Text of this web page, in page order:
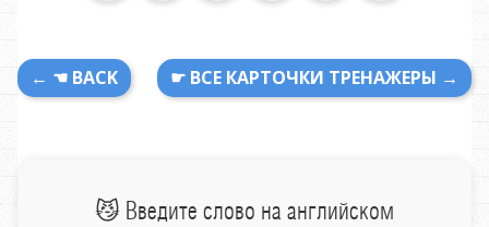
← ☚ BACK ☛ ВСЕ КАРТОЧКИ ТРЕНАЖЕРЫ →
😼 Введите слово на английском